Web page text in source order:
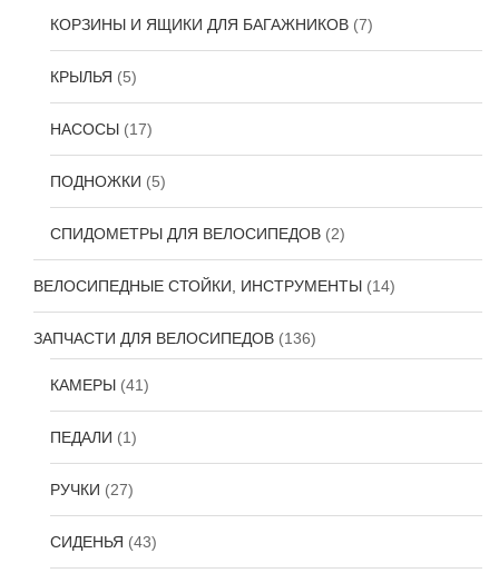
КОРЗИНЫ И ЯЩИКИ ДЛЯ БАГАЖНИКОВ (7)
КРЫЛЬЯ (5)
НАСОСЫ (17)
ПОДНОЖКИ (5)
СПИДОМЕТРЫ ДЛЯ ВЕЛОСИПЕДОВ (2)
ВЕЛОСИПЕДНЫЕ СТОЙКИ, ИНСТРУМЕНТЫ (14)
ЗАПЧАСТИ ДЛЯ ВЕЛОСИПЕДОВ (136)
КАМЕРЫ (41)
ПЕДАЛИ (1)
РУЧКИ (27)
СИДЕНЬЯ (43)